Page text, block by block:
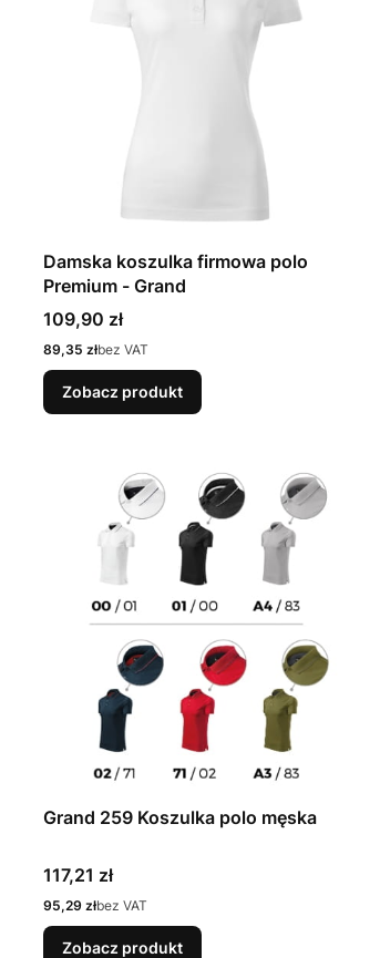
Damska koszulka firmowa polo
Premium - Grand
Cena
109,90 zł
Cena
89,35 złbez VAT
Zobacz produkt
Grand 259 Koszulka polo męska
Cena
117,21 zł
Cena
95,29 złbez VAT
Zobacz produkt